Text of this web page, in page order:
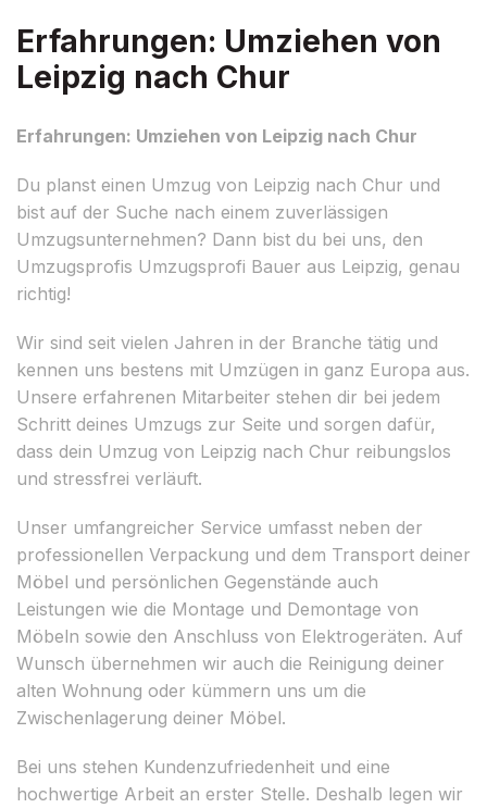
Erfahrungen: Umziehen von
Leipzig nach Chur
Erfahrungen: Umziehen von Leipzig nach Chur
Du planst einen Umzug von Leipzig nach Chur und
bist auf der Suche nach einem zuverlässigen
Umzugsunternehmen? Dann bist du bei uns, den
Umzugsprofis Umzugsprofi Bauer aus Leipzig, genau
richtig!
Wir sind seit vielen Jahren in der Branche tätig und
kennen uns bestens mit Umzügen in ganz Europa aus.
Unsere erfahrenen Mitarbeiter stehen dir bei jedem
Schritt deines Umzugs zur Seite und sorgen dafür,
dass dein Umzug von Leipzig nach Chur reibungslos
und stressfrei verläuft.
Unser umfangreicher Service umfasst neben der
professionellen Verpackung und dem Transport deiner
Möbel und persönlichen Gegenstände auch
Leistungen wie die Montage und Demontage von
Möbeln sowie den Anschluss von Elektrogeräten. Auf
Wunsch übernehmen wir auch die Reinigung deiner
alten Wohnung oder kümmern uns um die
Zwischenlagerung deiner Möbel.
Bei uns stehen Kundenzufriedenheit und eine
hochwertige Arbeit an erster Stelle. Deshalb legen wir